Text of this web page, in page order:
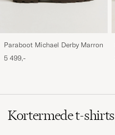
Paraboot Michael Derby Marron
5 499,-
Kortermede t-shirts